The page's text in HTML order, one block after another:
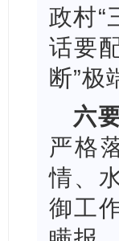
政村“
话要
断”极
六
严格
情、
御工